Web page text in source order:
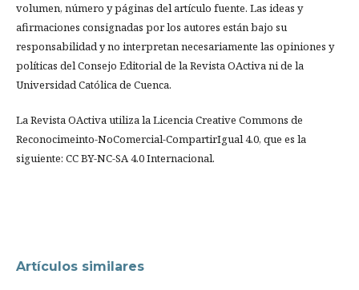
volumen, número y páginas del artículo fuente. Las ideas y
afirmaciones consignadas por los autores están bajo su
responsabilidad y no interpretan necesariamente las opiniones y
políticas del Consejo Editorial de la Revista OActiva ni de la
Universidad Católica de Cuenca.
La Revista OActiva utiliza la Licencia Creative Commons de
Reconocimeinto-NoComercial-CompartirIgual 4.0, que es la
siguiente: CC BY-NC-SA 4.0 Internacional.
Artículos similares